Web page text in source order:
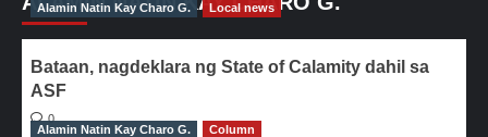
Alamin Natin Kay Charo G. Local news
Bataan, nagdeklara ng State of Calamity dahil sa
ASF
0
Alamin Natin Kay Charo G.
Column